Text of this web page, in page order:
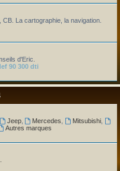
La cartographie, la navigation.
d'Eric.
90 300 dti
Jeep, Mercedes Mitsubishi
Autres marques